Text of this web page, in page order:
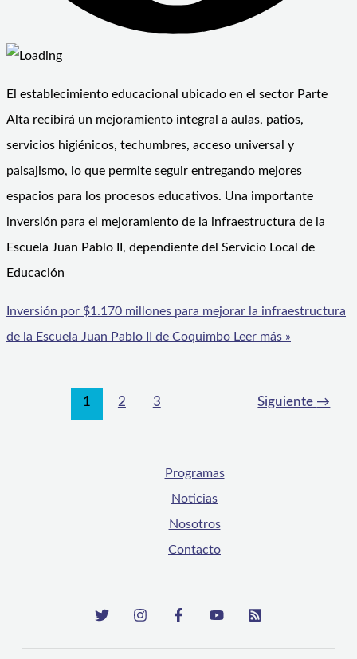
El establecimiento educacional ubicado en el sector Parte
Alta recibirá un mejoramiento integral a aulas, patios,
servicios higiénicos, techumbres, acceso universal y
paisajismo, lo que permite seguir entregando mejores
espacios para los procesos educativos. Una importante
inversión para el mejoramiento de la infraestructura de la
Escuela Juan Pablo II, dependiente del Servicio Local de
Educación
Inversión por $1.170 millones para mejorar la infraestructura
de la Escuela Juan Pablo II de Coquimbo Leer más »
1 2 3 Siguiente →
Programas
Noticias
Nosotros
Contacto